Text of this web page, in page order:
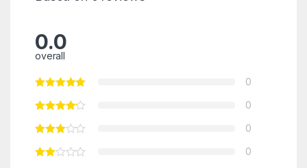
0.0
overall
0
0
0
0